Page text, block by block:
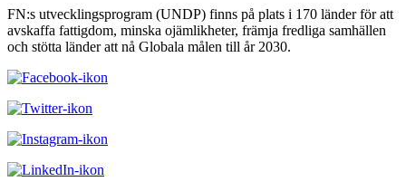
FN:s utvecklingsprogram (UNDP) finns på plats i 170 länder för att
avskaffa fattigdom, minska ojämlikheter, främja fredliga samhällen
och stötta länder att nå Globala målen till år 2030.